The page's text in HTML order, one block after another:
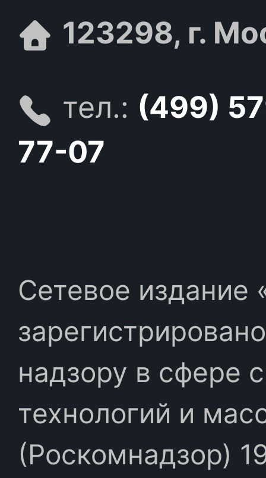
123298, г.
тел.: (499)
77-07
Сетевое издание
надзору в сфере
технологий и
(Роскомнадзор)